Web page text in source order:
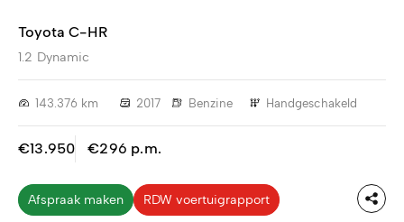
Toyota C-HR
1.2 Dynamic
143.376 km 2017 Benzine Handgeschakeld
€13.950 €296 p.m.
Afspraak maken RDW voertuigrapport